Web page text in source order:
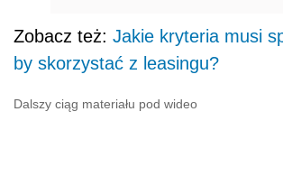
Zobacz też: Jakie kryteria musi
by skorzystać z leasingu?
Dalszy ciąg materiału pod wideo